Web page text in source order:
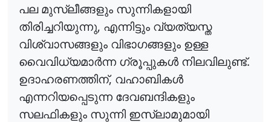
പല മുസ്ലീങ്ങളും സുന്നികളായി
തിരിച്ചറിയുന്നു, എന്നിട്ടും വ്യത്യസ്ത
വിശ്വാസങ്ങളും വിഭാഗങ്ങളും ഉള്ള
വൈവിധ്യമാർന്ന ഗ്രൂപ്പുകൾ നിലവിലുണ്ട്.
ഉദാഹരണത്തിന്, വഹാബികൾ
എന്നറിയപ്പെടുന്ന ദേവബന്ദികളും
സലഫികളും സുന്നി ഇസ്ലാമുമായി